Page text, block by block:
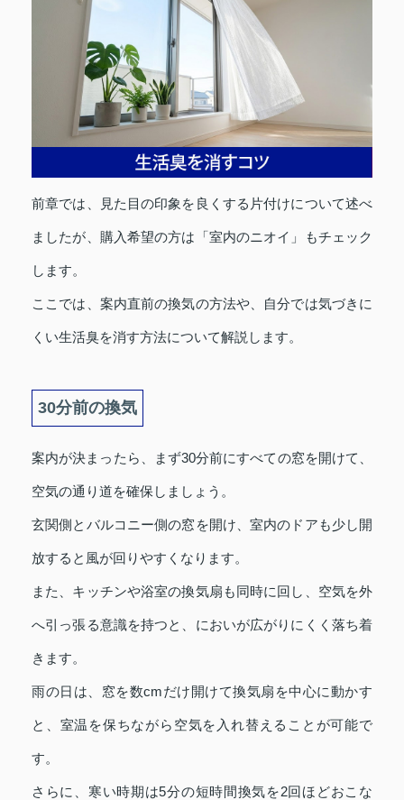
前章では、見た目の印象を良くする片付けについて述べ
ましたが、購入希望の方は「室内のニオイ」もチェック
します。
ここでは、案内直前の換気の方法や、自分では気づきに
くい生活臭を消す方法について解説します。
30分前の換気
案内が決まったら、まず30分前にすべての窓を開けて、
空気の通り道を確保しましょう。
玄関側とバルコニー側の窓を開け、室内のドアも少し開
放すると風が回りやすくなります。
また、キッチンや浴室の換気扇も同時に回し、空気を外
へ引っ張る意識を持つと、においが広がりにくく落ち着
きます。
雨の日は、窓を数cmだけ開けて換気扇を中心に動かす
と、室温を保ちながら空気を入れ替えることが可能で
す。
さらに、寒い時期は5分の短時間換気を2回ほどおこな